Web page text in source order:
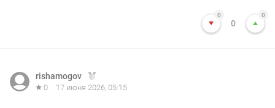
0
0
0
rishamogov
0 17 июня 2026, 05:15